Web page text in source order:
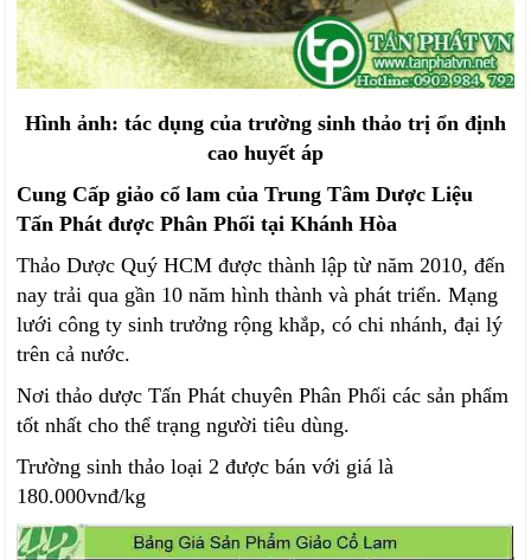
Hình ảnh: tác dụng của trường sinh thảo trị ổn định
cao huyết áp
Cung Cấp giảo cổ lam của Trung Tâm Dược Liệu
Tấn Phát được Phân Phối tại Khánh Hòa
Thảo Dược Quý HCM được thành lập từ năm 2010, đến
nay trải qua gần 10 năm hình thành và phát triển. Mạng
lưới công ty sinh trưởng rộng khắp, có chi nhánh, đại lý
trên cả nước.
Nơi thảo dược Tấn Phát chuyên Phân Phối các sản phẩm
tốt nhất cho thể trạng người tiêu dùng.
Trường sinh thảo loại 2 được bán với giá là
180.000vnđ/kg